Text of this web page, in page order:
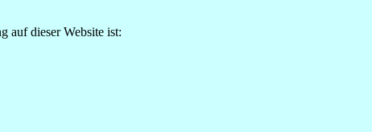
auf dieser Website ist: